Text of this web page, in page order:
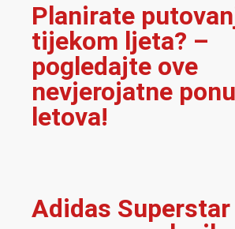
Planirate
tijekom ljeta? –
pogledajte ove
nevjerojatne
letova!
Adidas